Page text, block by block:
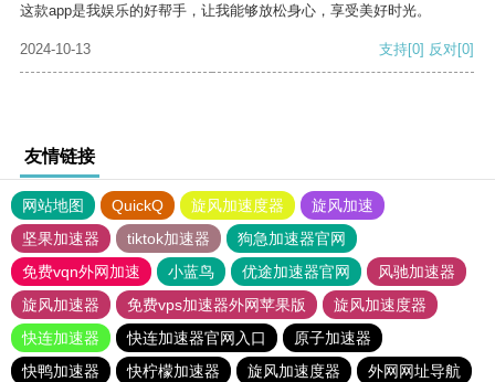
这款app是我娱乐的好帮手，让我能够放松身心，享受美好时光。
2024-10-13 支持[0] 反对[0]
友情链接
网站地图 QuickQ 旋风加速度器
旋风加速
坚果加速器
tiktok加速器
狗急加速器官网
免费vqn外网加速
小蓝鸟 优途加速器官网
风驰加速器
旋风加速器
免费vps加速器外网苹果版
旋风加速度器
快连加速器
快连加速器官网入口
原子加速器
快鸭加速器
快柠檬加速器 旋风加速度器
外网网址导航